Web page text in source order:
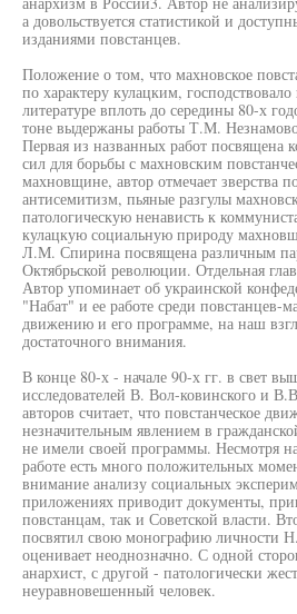
а довольствуется статистикой и
изданиями повстанцев.
Положение о том, что махновское
по характеру кулацким, господствовало
литературе вплоть до середины 80-х
тоне выдержаны работы Т.М.
Первая из названных работ посвящена
сил для борьбы с махновским
махновщине, автор отмечает зверства
антисемитизм, пьяные разгулы
патологическую ненависть к
кулацкую социальную природу
Л.М. Спирина посвящена различным
Октябрьской революции. Отдельная
Автор упоминает об украинской
"Набат" и ее работе среди повстанцев-
движению и его программе, на наш
достаточного внимания.
В конце 80-х - начале 90-х гг. в свет
исследователей В. Вол-ковинского и
авторов считает, что повстанческое
незначительным явлением в
не имели своей программы. Несмотря
работе есть много положительных
внимание анализу социальных
приложениях приводит документы,
повстанцам, так и Советской власти.
посвятил свою монографию личности
оценивает неоднозначно. С одной
анархист, с другой - патологически
неуравновешенный человек.